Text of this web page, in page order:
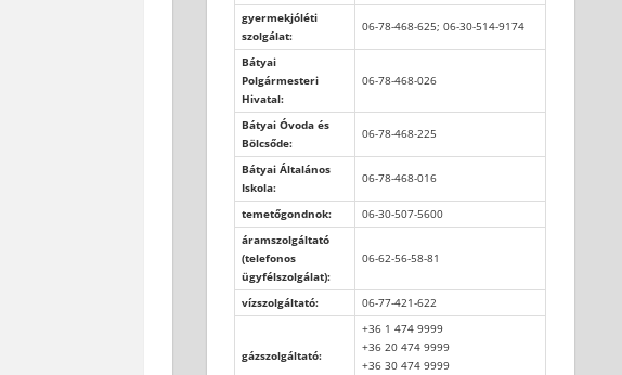
gyermekjóléti
szolgálat:
06-78-468-625; 06-30-514-9174
Bátyai
Polgármesteri
Hivatal:
06-78-468-026
Bátyai Óvoda és
Bölcsőde:
06-78-468-225
Bátyai Általános
Iskola:
06-78-468-016
temetőgondnok:
06-30-507-5600
áramszolgáltató
(telefonos
ügyfélszolgálat):
06-62-56-58-81
vízszolgáltató: 06-77-421-622
gázszolgáltató:
+36 1 474 9999
+36 20 474 9999
+36 30 474 9999